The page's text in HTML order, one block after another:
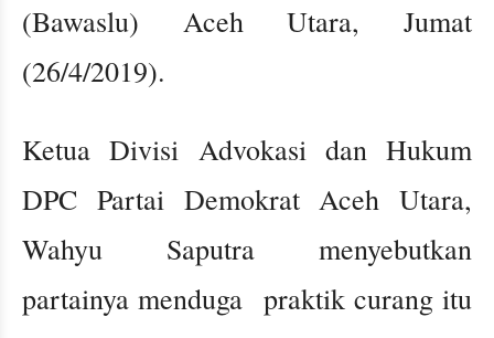
(Bawaslu) Aceh Utara, Jumat
(26/4/2019).
Ketua Divisi Advokasi dan Hukum
DPC Partai Demokrat Aceh Utara,
Wahyu Saputra menyebutkan
partainya menduga praktik curang itu